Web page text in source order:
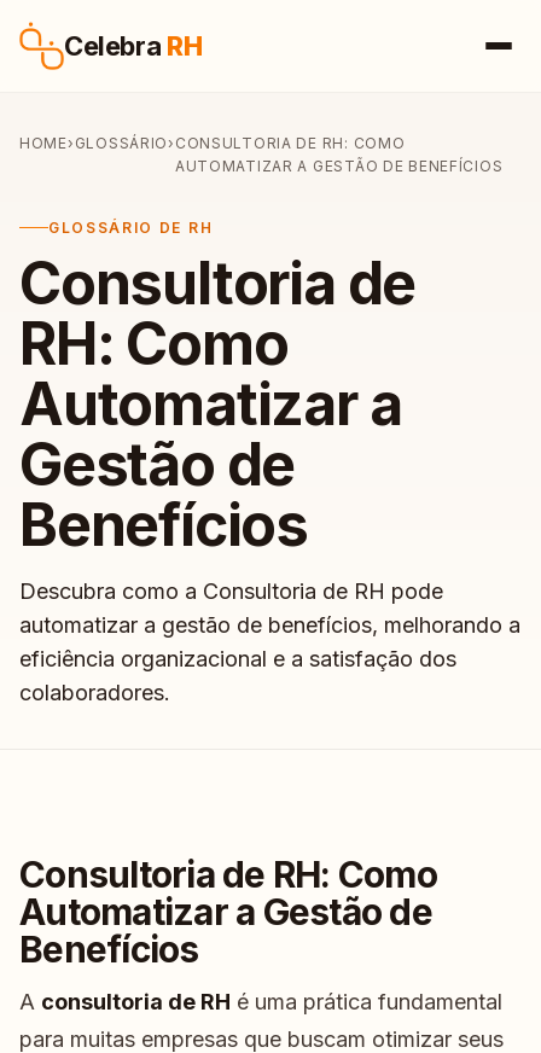
Celebra RH
HOME› GLOSSÁRIO› CONSULTORIA DE RH: COMO
AUTOMATIZAR A GESTÃO DE BENEFÍCIOS
GLOSSÁRIO DE RH
Consultoria de
RH: Como
Automatizar a
Gestão de
Benefícios
Descubra como a Consultoria de RH pode
automatizar a gestão de benefícios, melhorando a
eficiência organizacional e a satisfação dos
colaboradores.
Consultoria de RH: Como
Automatizar a Gestão de
Benefícios
A consultoria de RH é uma prática fundamental
para muitas empresas que buscam otimizar seus